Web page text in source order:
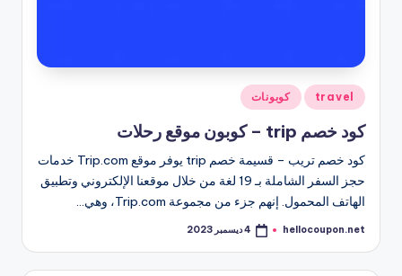
نُشر
في
travel كوبونات
كود خصم trip – كوبون موقع رحلات
كود خصم تريب – قسيمة خصم trip يوفر موقع Trip.com خدمات
حجز السفر الشاملة بـ 19 لغة من خلال موقعنا الإلكتروني وتطبيق
الهاتف المحمول. إنهم جزء من مجموعة Trip.com، وهي…
تمّ
بواسطة
hellocoupon.net 4 ديسمبر 2023